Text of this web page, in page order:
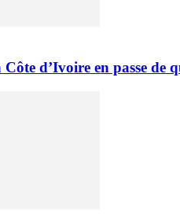
d’Ivoire en passe de